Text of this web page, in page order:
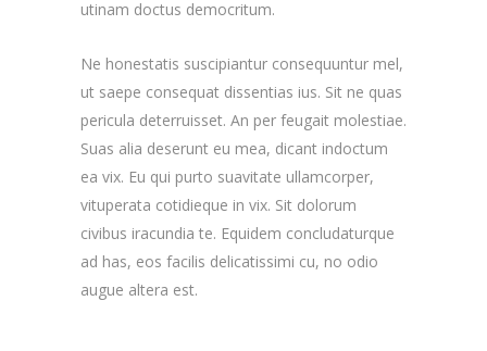
utinam doctus democritum.
Ne honestatis suscipiantur consequuntur mel,
ut saepe consequat dissentias ius. Sit ne quas
pericula deterruisset. An per feugait molestiae.
Suas alia deserunt eu mea, dicant indoctum
ea vix. Eu qui purto suavitate ullamcorper,
vituperata cotidieque in vix. Sit dolorum
civibus iracundia te. Equidem concludaturque
ad has, eos facilis delicatissimi cu, no odio
augue altera est.